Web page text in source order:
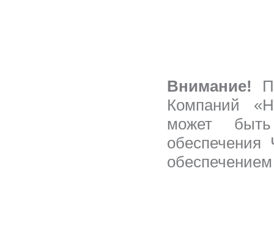
Внимание!
Компаний
может быть